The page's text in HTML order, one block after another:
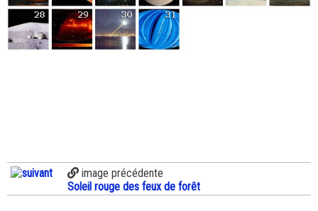
image précédente
Soleil rouge des feux de forêt